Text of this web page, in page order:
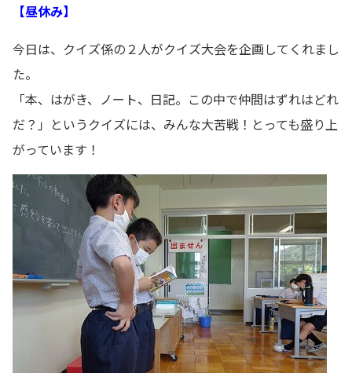
【昼休み】
今日は、クイズ係の２人がクイズ大会を企画してくれまし
た。
「本、はがき、ノート、日記。この中で仲間はずれはどれ
だ？」というクイズには、みんな大苦戦！とっても盛り上
がっています！